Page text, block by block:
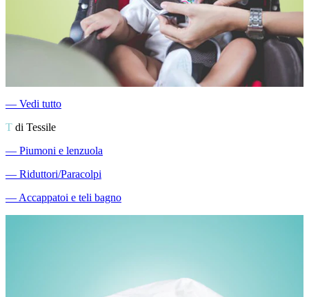
― Vedi tutto
T di Tessile
― Piumoni e lenzuola
― Riduttori/Paracolpi
―Accappatoi e teli bagno